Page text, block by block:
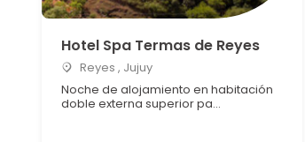
Hotel Spa Termas de Reyes
Reyes , Jujuy
Noche de alojamiento en habitación
doble externa superior pa...